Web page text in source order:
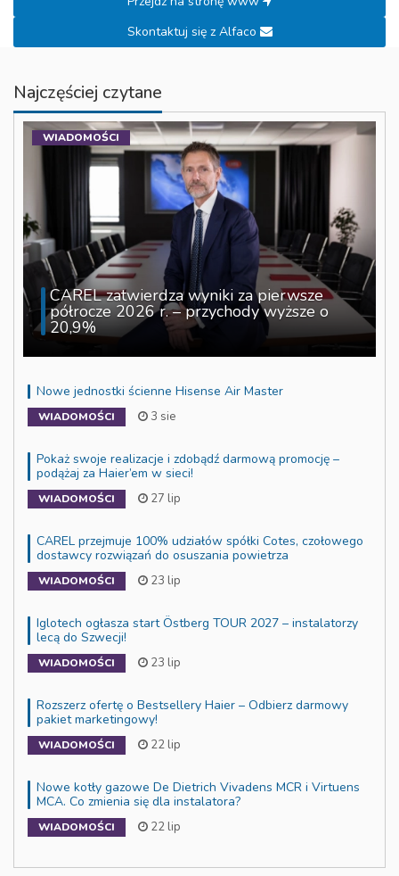
Skontaktuj się z Alfaco
Najczęściej czytane
CAREL zatwierdza wyniki za pierwsze
półrocze 2026 r. – przychody wyższe o
20,9%
WIADOMOŚCI
Nowe jednostki ścienne Hisense Air Master
WIADOMOŚCI 3 sie
Pokaż swoje realizacje i zdobądź darmową promocję –
podążaj za Haier’em w sieci!
WIADOMOŚCI 27 lip
CAREL przejmuje 100% udziałów spółki Cotes, czołowego
dostawcy rozwiązań do osuszania powietrza
WIADOMOŚCI 23 lip
Iglotech ogłasza start Östberg TOUR 2027 – instalatorzy
lecą do Szwecji!
WIADOMOŚCI 23 lip
Rozszerz ofertę o Bestsellery Haier – Odbierz darmowy
pakiet marketingowy!
WIADOMOŚCI 22 lip
Nowe kotły gazowe De Dietrich Vivadens MCR i Virtuens
MCA. Co zmienia się dla instalatora?
WIADOMOŚCI 22 lip